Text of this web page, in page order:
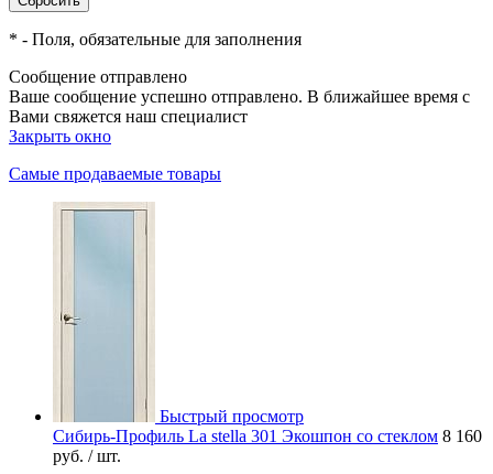
* - Поля, обязательные для заполнения
Сообщение отправлено
Ваше сообщение успешно отправлено. В ближайшее время с
Вами свяжется наш специалист
Закрыть окно
Самые продаваемые товары
Быстрый просмотр
Сибирь-Профиль La stella 301 Экошпон со стеклом 8 160
руб. / шт.